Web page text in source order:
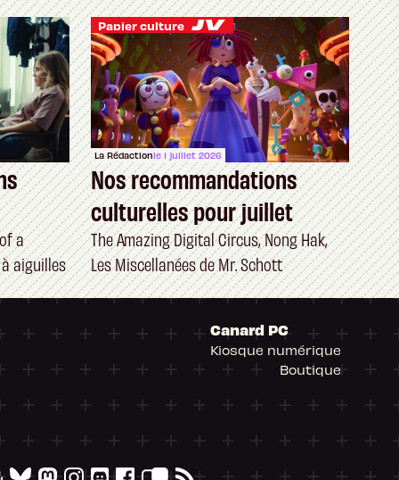
a
aiguilles
Papier culture
La Rédactionle 1 juillet 2026
Nos recommandations
culturelles pour juillet
The Amazing Digital Circus, Nong Hak,
Les Miscellanées de Mr. Schott
Canard PC
Kiosque numérique
Boutique
la conformité avec les